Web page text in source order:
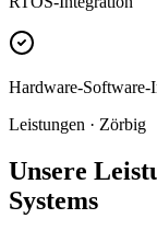
Hardware-Software-
Leistungen · Zörbig
Unsere
Systems